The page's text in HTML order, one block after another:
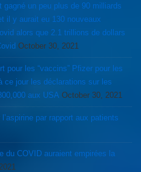
un peu plus de 90 milliards
il y aurait eu 130 nouveaux
alors que 2.1 trillions de dollars
October 30, 2021
pour les “vaccins” Pfizer pour les
ce jour les déclarations sur les
aux USA October 30, 2021
par rapport aux patients
empirées la